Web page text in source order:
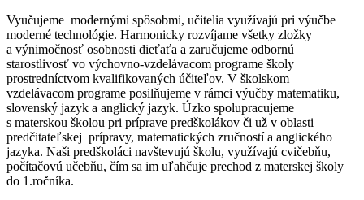
Vyučujeme modernými spôsobmi, učitelia využívajú pri výučbe
moderné technológie. Harmonicky rozvíjame všetky zložky
a výnimočnosť osobnosti dieťaťa a zaručujeme odbornú
starostlivosť vo výchovno-vzdelávacom programe školy
prostredníctvom kvalifikovaných účiteľov. V školskom
vzdelávacom programe posilňujeme v rámci výučby matematiku,
slovenský jazyk a anglický jazyk. Úzko spolupracujeme
s materskou školou pri príprave predškolákov či už v oblasti
predčitateľskej prípravy, matematických zručností a anglického
jazyka. Naši predškoláci navštevujú školu, využívajú cvičebňu,
počítačovú učebňu, čím sa im uľahčuje prechod z materskej školy
do 1.ročníka.